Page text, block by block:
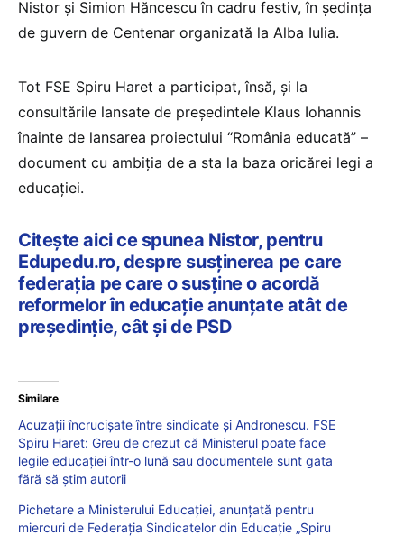
Nistor și Simion Hăncescu în cadru festiv, în ședința
de guvern de Centenar organizată la Alba Iulia.
Tot FSE Spiru Haret a participat, însă, și la
consultările lansate de președintele Klaus Iohannis
înainte de lansarea proiectului “România educată” –
document cu ambiția de a sta la baza oricărei legi a
educației.
Citește aici ce spunea Nistor, pentru
Edupedu.ro, despre susținerea pe care
federația pe care o susține o acordă
reformelor în educație anunțate atât de
președinție, cât și de PSD
Similare
Acuzații încrucișate între sindicate și Andronescu. FSE
Spiru Haret: Greu de crezut că Ministerul poate face
legile educației într-o lună sau documentele sunt gata
fără să știm autorii
Pichetare a Ministerului Educației, anunțată pentru
miercuri de Federația Sindicatelor din Educație „Spiru